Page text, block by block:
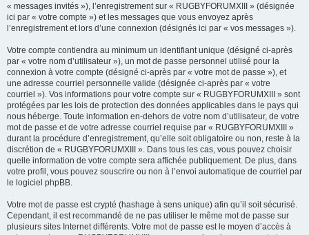
« messages invités »), l’enregistrement sur « RUGBYFORUMXIII » (désignée
ici par « votre compte ») et les messages que vous envoyez après
l’enregistrement et lors d’une connexion (désignés ici par « vos messages »).
Votre compte contiendra au minimum un identifiant unique (désigné ci-après
par « votre nom d’utilisateur »), un mot de passe personnel utilisé pour la
connexion à votre compte (désigné ci-après par « votre mot de passe »), et
une adresse courriel personnelle valide (désignée ci-après par « votre
courriel »). Vos informations pour votre compte sur « RUGBYFORUMXIII » sont
protégées par les lois de protection des données applicables dans le pays qui
nous héberge. Toute information en-dehors de votre nom d’utilisateur, de votre
mot de passe et de votre adresse courriel requise par « RUGBYFORUMXIII »
durant la procédure d’enregistrement, qu’elle soit obligatoire ou non, reste à la
discrétion de « RUGBYFORUMXIII ». Dans tous les cas, vous pouvez choisir
quelle information de votre compte sera affichée publiquement. De plus, dans
votre profil, vous pouvez souscrire ou non à l’envoi automatique de courriel par
le logiciel phpBB.
Votre mot de passe est crypté (hashage à sens unique) afin qu’il soit sécurisé.
Cependant, il est recommandé de ne pas utiliser le même mot de passe sur
plusieurs sites Internet différents. Votre mot de passe est le moyen d’accès à